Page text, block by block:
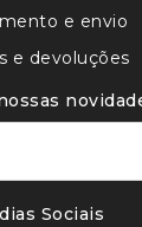
e envio
e devoluções
Sociais